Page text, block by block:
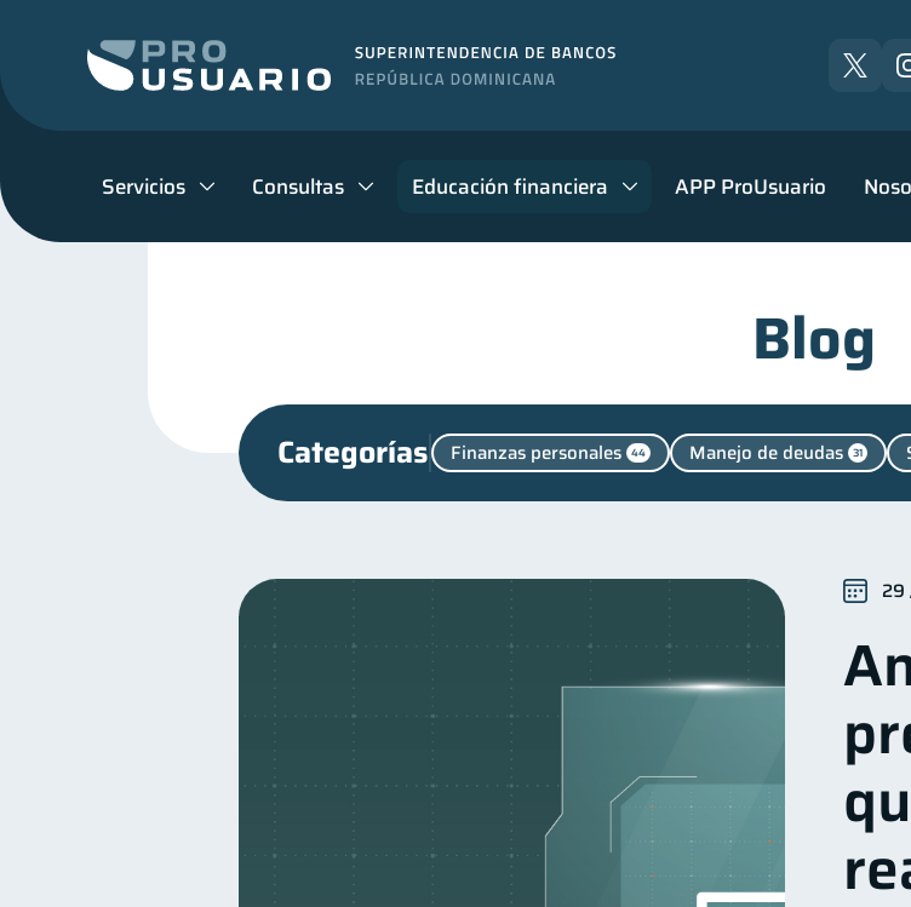
Servicios Consultas Educación financiera APP ProUsuario
Blog
Categorías Finanzas personales 44 Manejo de deudas 31
Deudas Entidad financiera 8 Préstamos Ahorro 8
Historial crediticio 6 Ciberseguridad Servicios
Superintendencia de Bancos Cuenta Abandonada 2
Finanzas Personales Educación Financiera 1
ahorro
29